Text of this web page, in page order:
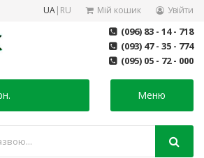
UA| RU Мій кошик Увійти
(096) 83 - 14 - 718
(093) 47 - 35 - 774
(095) 05 - 72 - 000
Меню